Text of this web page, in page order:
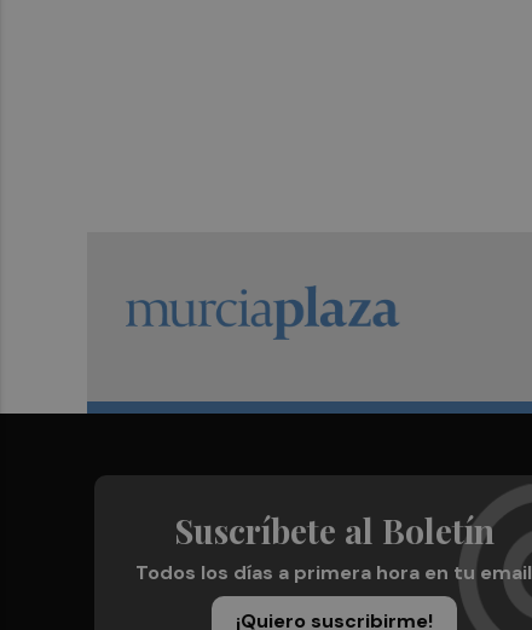
Suscríbete al Boletín
Todos los días a primera hora en tu email
¡Quiero suscribirme!